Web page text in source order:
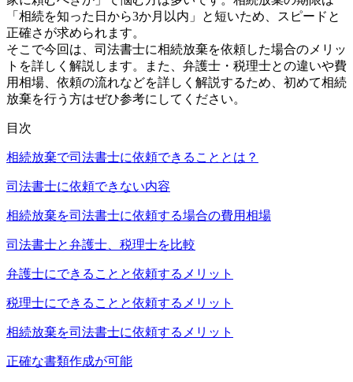
「相続を知った日から3か月以内」と短いため、スピードと
正確さが求められます。
そこで今回は、司法書士に相続放棄を依頼した場合のメリッ
トを詳しく解説します。また、弁護士・税理士との違いや費
用相場、依頼の流れなどを詳しく解説するため、初めて相続
放棄を行う方はぜひ参考にしてください。
目次
相続放棄で司法書士に依頼できることとは？
司法書士に依頼できない内容
相続放棄を司法書士に依頼する場合の費用相場
司法書士と弁護士、税理士を比較
弁護士にできることと依頼するメリット
税理士にできることと依頼するメリット
相続放棄を司法書士に依頼するメリット
正確な書類作成が可能